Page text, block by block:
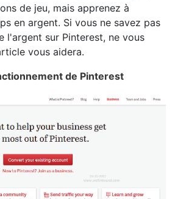
de jeu, mais apprenez à
en argent. Si vous ne savez pas
l'argent sur Pinterest, ne vous
vous aidera.
de Pinterest